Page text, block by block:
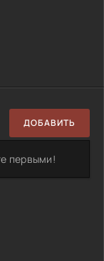
ДОБАВИТЬ
первыми!